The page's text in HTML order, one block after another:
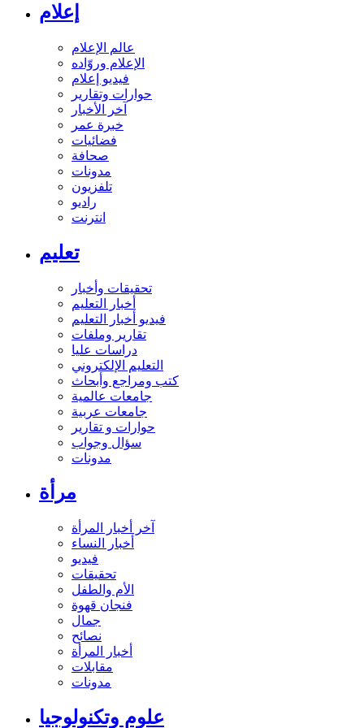
إعلام
عالم الإعلام
الإعلام وروّاده
فيديو إعلام
حوارات وتقارير
آخر الأخبار
خبرة عمر
فضائيات
صحافة
مدونات
تلفزيون
راديو
انترنت
تعليم
تحقيقات وأخبار
أخبار التعليم
فيديو أخبار التعليم
تقارير وملفات
دراسات عليا
التعليم الإلكتروني
كتب ومراجع وأبحاث
جامعات عالمية
جامعات عربية
حوارات و تقارير
سؤال وجواب
مدونات
مرأة
آخر أخبار المرأة
أخبار النساء
فيديو
تحقيقات
الأم والطفل
فنجان قهوة
جمال
نصائح
أخبار المرأة
مقابلات
مدونات
علوم وتكنولوجيا